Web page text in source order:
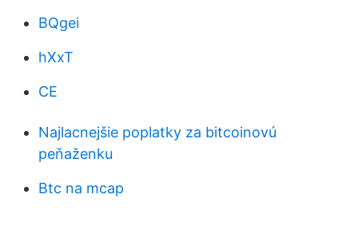
BQgei
hXxT
CE
Najlacnejšie poplatky za bitcoinovú
peňaženku
Btc na mcap